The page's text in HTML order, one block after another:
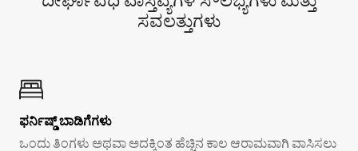
ಸವಲತ್ತುಗಳು
ಫರ್ನಿಷ್ಡ್ ಬಾಡಿಗೆಗಳು
ಒಂದು ತಿಂಗಳು ಅಥವಾ ಅದಕ್ಕಿಂತ ಹೆಚ್ಚಿನ ಕಾಲ ಆರಾಮವಾಗಿ ವಾಸಿಸಲು